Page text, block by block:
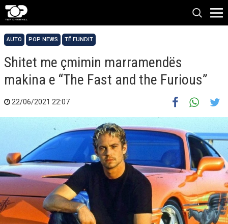
AUTO POP NEWS TË FUNDIT
Shitet me çmimin marramendës
makina e “The Fast and the Furious”
22/06/2021 22:07